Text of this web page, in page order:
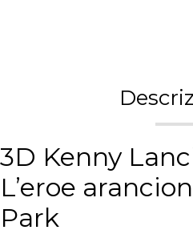
3D Kenny
L’eroe
Park